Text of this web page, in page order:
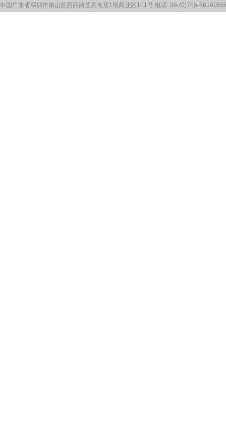
中国广东省深圳市南山区西丽路德意名居1期商业区101号 电话: 86-(0)755-